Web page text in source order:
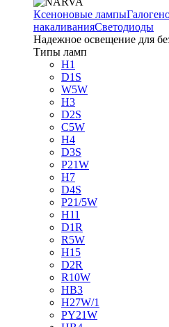
Ксеноновые лампы
накаливанияСветодиоды
Надежное освещение для
Типы ламп
H1
D1S
W5W
H3
D2S
C5W
H4
D3S
P21W
H7
D4S
P21/5W
H11
D1R
R5W
H15
D2R
R10W
HB3
H27W/1
PY21W